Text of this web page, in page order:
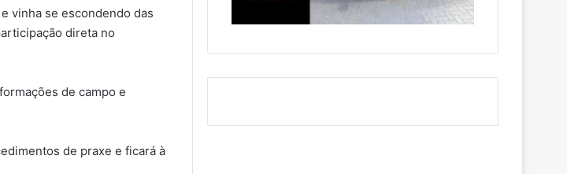
vinha se escondendo das
direta no
de campo e
de praxe e ficará à